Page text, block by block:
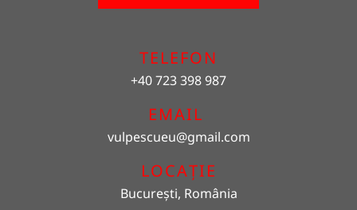
TELEFON
+40 723 398 987
EMAIL
vulpescueu@gmail.com
LOCAȚIE
București, România